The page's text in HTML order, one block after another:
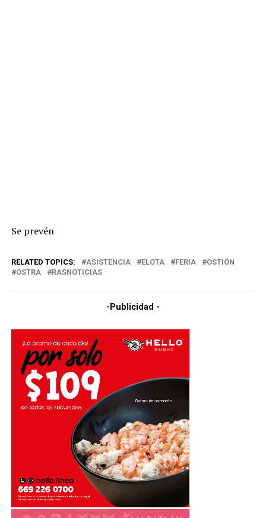
Se prevén
RELATED TOPICS: ASISTENCIA ELOTA FERIA
OSTIÓN
OSTRA
RASNOTICIAS
-Publicidad -